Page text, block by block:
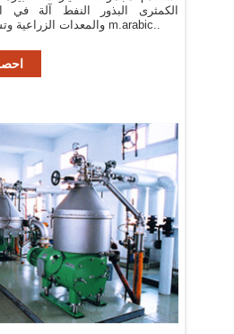
الكمثرى البذور النفط آلة في
والمعدات الزراعية وتسوق المزيد على m.arabic..